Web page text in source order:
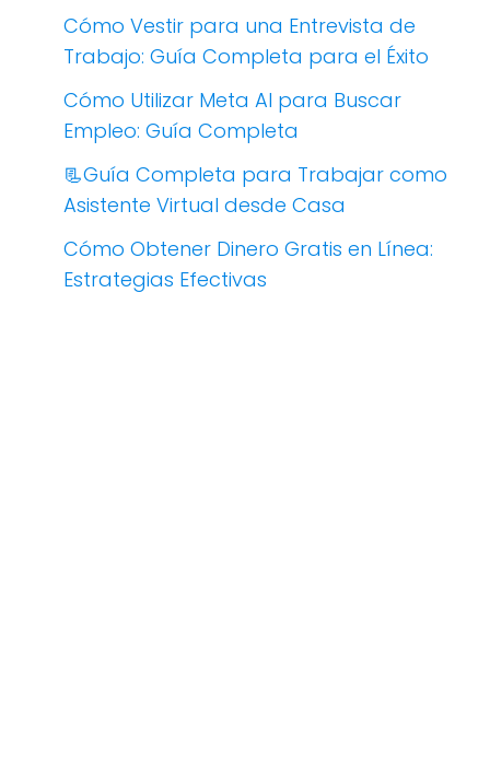
Cómo Vestir para una Entrevista de
Trabajo: Guía Completa para el Éxito
Cómo Utilizar Meta AI para Buscar
Empleo: Guía Completa
📃Guía Completa para Trabajar como
Asistente Virtual desde Casa
Cómo Obtener Dinero Gratis en Línea:
Estrategias Efectivas